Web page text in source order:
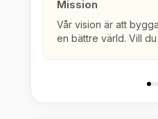
Mission
Vår vision är att
en bättre värld. Vill